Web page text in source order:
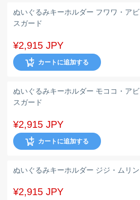
ぬいぐるみキーホルダー フワワ・アビ
スガード
¥2,915 JPY
カートに追加する
ぬいぐるみキーホルダー モココ・アビ
スガード
¥2,915 JPY
カートに追加する
ぬいぐるみキーホルダー ジジ・ムリン
¥2,915 JPY